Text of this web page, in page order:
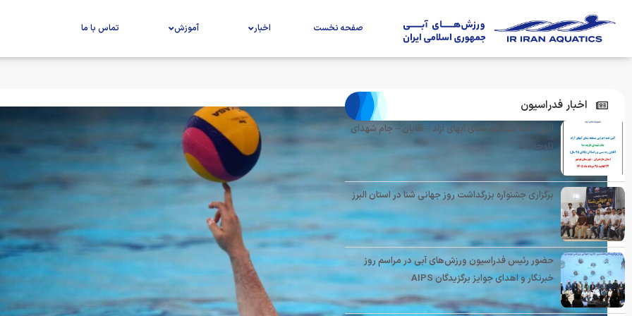
صفحه نخست اخبار آموزش تماس با ما
اخبار فدراسیون
آیین نامه مسابقه شنای آبهای آزاد – آقایان – جام شهدای
ناوچه دنا
برگزاری جشنواره بزرگداشت روز جهانی شنا در استان البرز
حضور رئیس فدراسیون ورزش‌های آبی در مراسم روز
خبرنگار و اهدای جوایز برگزیدگان AIPS